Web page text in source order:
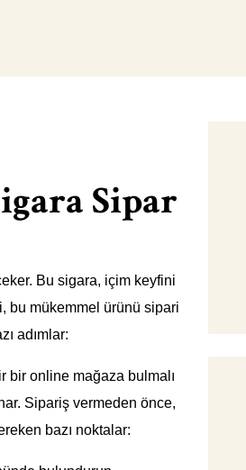
Sipar
Bu sigara, içim keyfini
bu mükemmel ürünü sipari
adımlar:
bir online mağaza bulmalı
Sipariş vermeden önce,
bazı noktalar: